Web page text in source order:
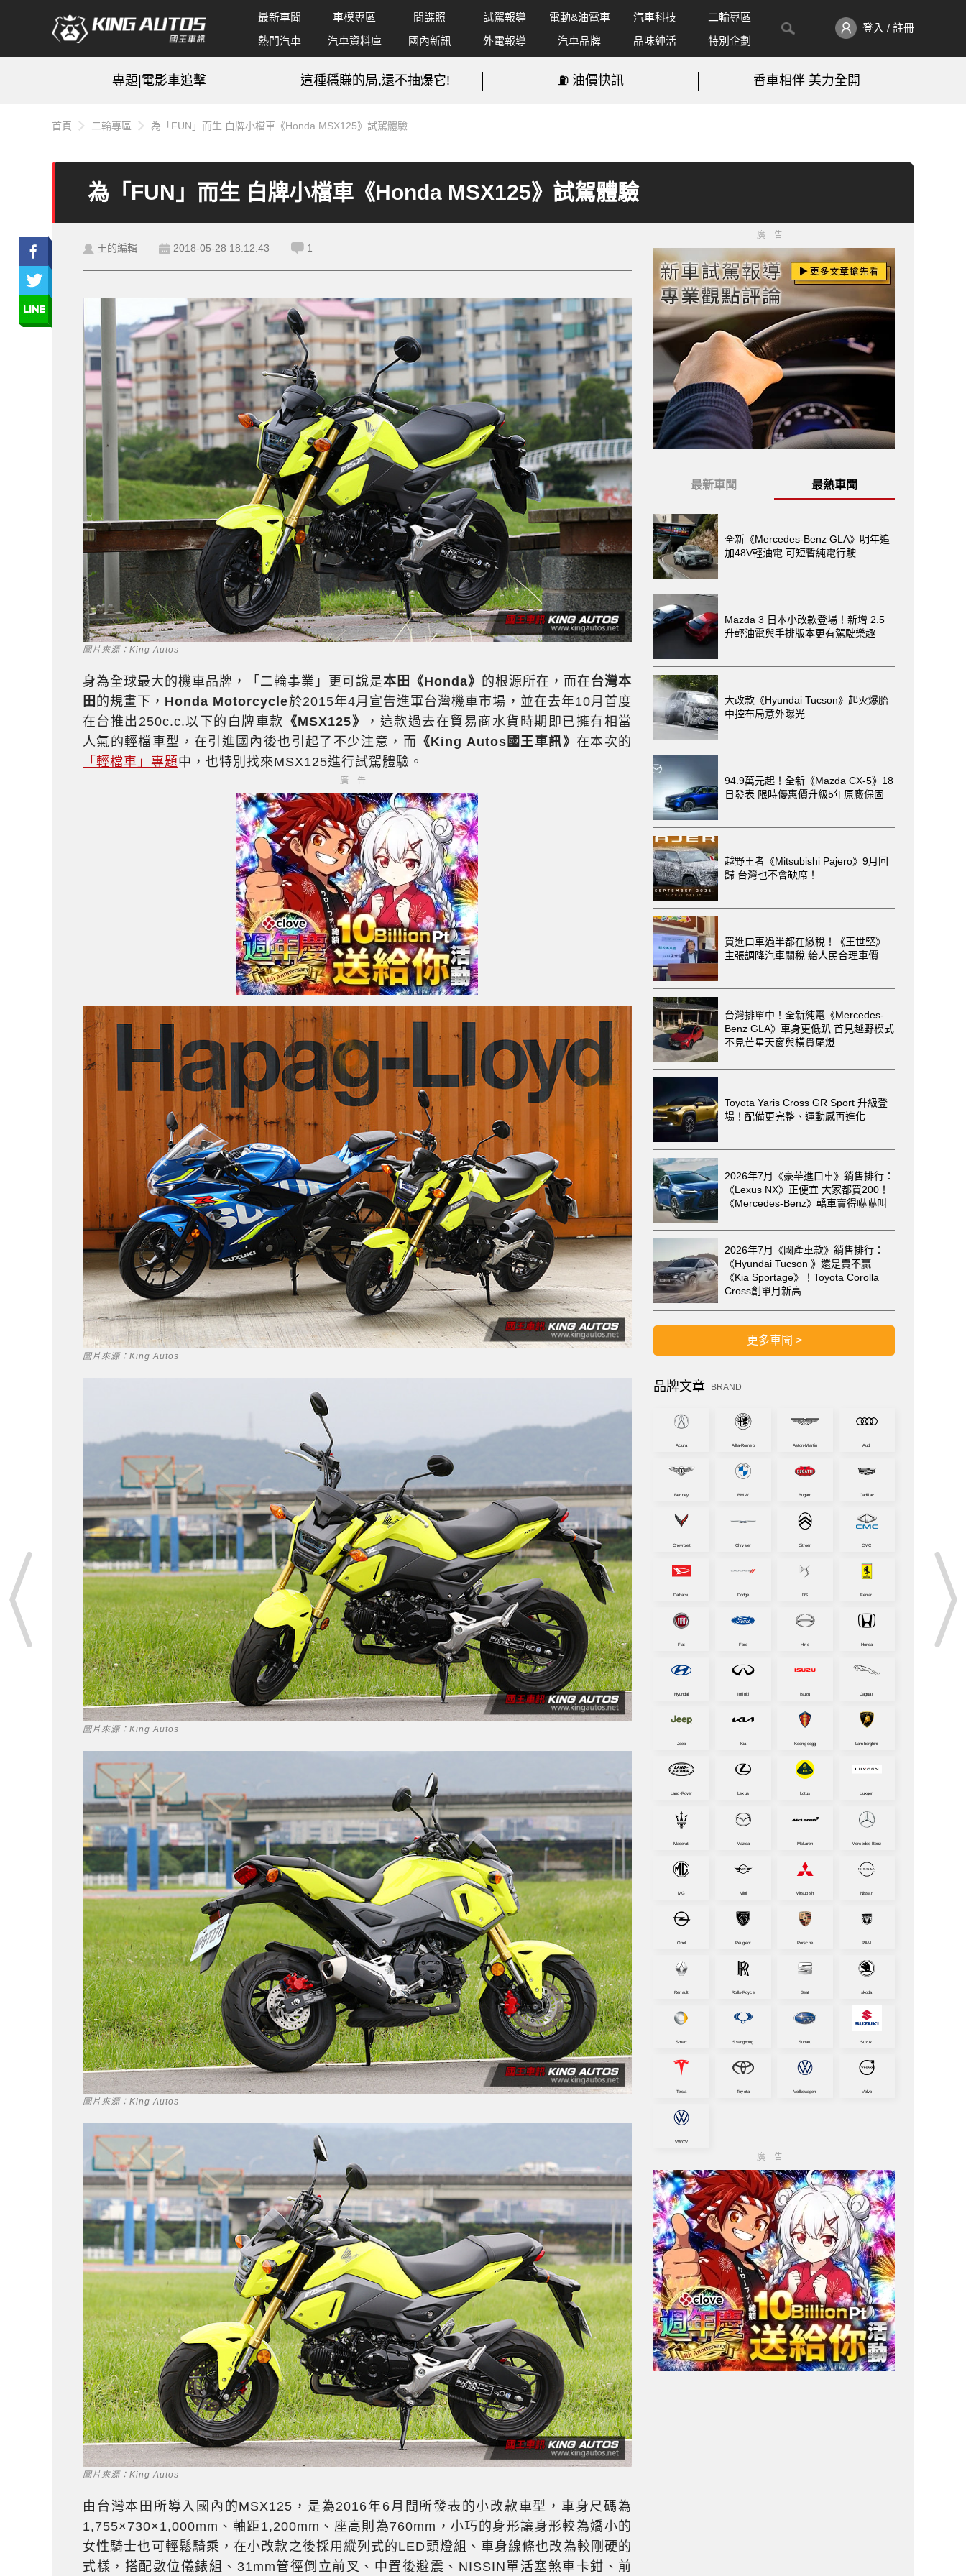
最新車聞 車模專區 間諜照 試駕報導 電動&油電車 汽車科技
二輪專區
熱門汽車
汽車資料庫 國內新訊 外電報導 汽車品牌 品味紳活 特別企劃
登入 / 註冊
專題|電影車追擊 這種穩賺的局,還不抽爆它! ⛽️ 油價快訊 香車相伴 美力全開
首頁 二輪專區 為「FUN」而生 白牌小檔車《Honda MSX125》試駕體驗
為「FUN」而生 白牌小檔車《Honda MSX125》試駕體驗
王的編輯 2018-05-28 18:12:43 1
圖片來源：King Autos
身為全球最大的機車品牌，「二輪事業」更可說是本田《Honda》 的根源所在，而在台灣本
田 的規畫下， Honda Motorcycle於2015年4月宣告進軍台灣機車市場，並在去年10月首度
在台推出250c.c.以下的白牌車款 《MSX125》
，這款過去在貿易商水貨時期即已擁有相當
人氣的輕檔車型，在引進國內後也引起了不少注意，而 《King Autos國王車訊》 在本次的
「輕檔車」專題中，也特別找來MSX125進行試駕體驗。
廣告
圖片來源：King Autos
圖片來源：King Autos
圖片來源：King Autos
圖片來源：King Autos
由台灣本田所導入國內的MSX125，是為2016年6月間所發表的小改款車型，車身尺碼為
1,755×730×1,000mm、軸距1,200mm、座高則為760mm，小巧的身形讓身形較為嬌小的
女性騎士也可輕鬆騎乘，在小改款之後採用縱列式的LED頭燈組、車身線條也改為較剛硬的
式樣，搭配數位儀錶組、31mm管徑倒立前叉、中置後避震、NISSIN單活塞煞車卡鉗、前
廣告
最新車聞 最熱車聞
全新《Mercedes-Benz GLA》明年追
加48V輕油電 可短暫純電行駛
Mazda 3 日本小改款登場！新增 2.5
升輕油電與手排版本更有駕駛樂趣
大改款《Hyundai Tucson》起火爆胎
中控布局意外曝光
94.9萬元起！全新《Mazda CX-5》18
日發表 限時優惠價升級5年原廠保固
越野王者《Mitsubishi Pajero》9月回
歸 台灣也不會缺席！
買進口車過半都在繳稅！《王世堅》
主張調降汽車關稅 給人民合理車價
台灣排單中！全新純電《Mercedes-
Benz GLA》車身更低趴 首見越野模式
不見芒星天窗與橫貫尾燈
Toyota Yaris Cross GR Sport 升級登
場！配備更完整、運動感再進化
2026年7月《豪華進口車》銷售排行：
《Lexus NX》正便宜 大家都買200！
《Mercedes-Benz》轎車賣得嚇嚇叫
2026年7月《國產車款》銷售排行：
《Hyundai Tucson 》還是賣不贏
《Kia Sportage》！Toyota Corolla
Cross創單月新高
更多車聞 >
品牌文章 BRAND
Acura Alfa-Romeo Aston-Martin Audi
Bentley BMW Bugatti Cadillac
Chevrolet Chrysler Citroen CMC
Daihatsu Dodge DS Ferrari
Fiat Ford Hino Honda
Hyundai Infiniti Isuzu Jaguar
Jeep Kia Koenigsegg Lamborghini
Land-Rover Lexus Lotus Luxgen
Maserati Mazda McLaren Mercedes-Benz
MG Mini Mitsubishi Nissan
Opel Peugeot Porsche RAM
Renault Rolls-Royce Seat skoda
Smart SsangYong Subaru Suzuki
Tesla Toyota Volkswagen Volvo
VWCV
廣告